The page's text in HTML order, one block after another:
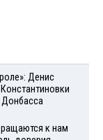
Денис
Донбасса
к нам